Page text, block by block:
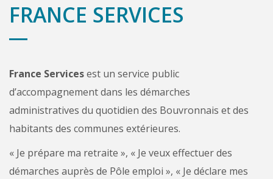
FRANCE SERVICES
France Servicesest un service public
d’accompagnement dans les démarches
administratives du quotidien des Bouvronnais et des
habitants des communes extérieures.
« Je prépare ma retraite », « Je veux effectuer des
démarches auprès de Pôle emploi », « Je déclare mes